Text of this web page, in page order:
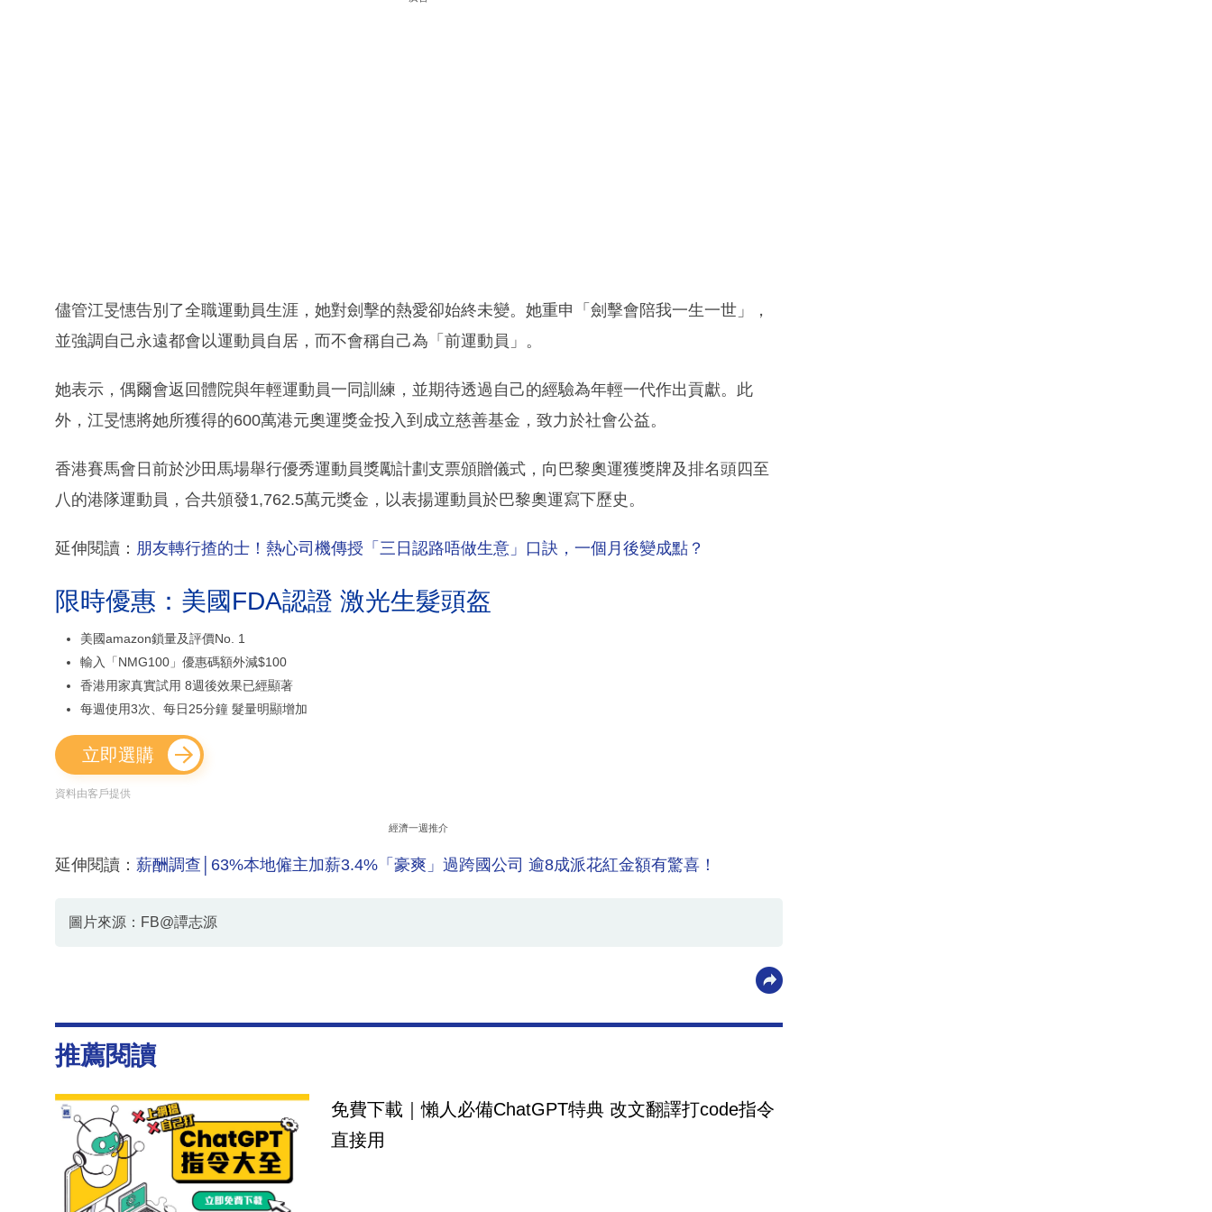
儘管江旻憓告別了全職運動員生涯，她對劍擊的熱愛卻始終未變。她重申「劍擊會陪我一生一世」，
並強調自己永遠都會以運動員自居，而不會稱自己為「前運動員」。
她表示，偶爾會返回體院與年輕運動員一同訓練，並期待透過自己的經驗為年輕一代作出貢獻。此
外，江旻憓將她所獲得的600萬港元奧運獎金投入到成立慈善基金，致力於社會公益。
香港賽馬會日前於沙田馬場舉行優秀運動員獎勵計劃支票頒贈儀式，向巴黎奧運獲獎牌及排名頭四至
八的港隊運動員，合共頒發1,762.5萬元獎金，以表揚運動員於巴黎奧運寫下歷史。
延伸閱讀： 朋友轉行揸的士！熱心司機傳授「三日認路唔做生意」口訣，一個月後變成點？
限時優惠：美國FDA認證 激光生髮頭盔
美國amazon鎖量及評價No. 1
輸入「NMG100」優惠碼額外減$100
香港用家真實試用 8週後效果已經顯著
每週使用3次、每日25分鐘 髮量明顯增加
立即選購
資料由客戶提供
經濟一週推介
延伸閱讀： 薪酬調查│63%本地僱主加薪3.4%「豪爽」過跨國公司 逾8成派花紅金額有驚喜！
圖片來源：FB@譚志源
推薦閱讀
免費下載｜懶人必備ChatGPT特典 改文翻譯打code指令
直接用